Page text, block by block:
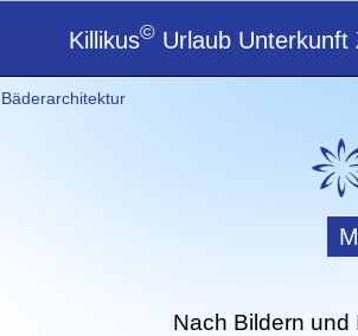
Killikus© Urlaub
Bäderarchitektur
Nach Bildern und